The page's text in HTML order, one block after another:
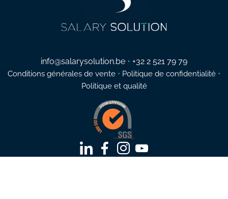
info@salarysolution.be • +32 2 521 79 79
Conditions générales de vente • Politique de confidentialité •
Politique et qualité